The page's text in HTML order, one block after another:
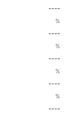
----
%
----
%
----
%
----
%
----